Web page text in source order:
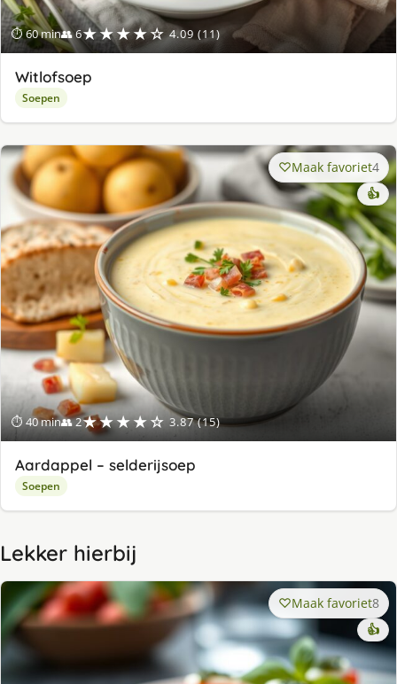
⏱ 60 min👥 6★★★★☆ 4.09 (11)
Witlofsoep
Soepen
⏱ 40 min👥 2★★★★☆ 3.87 (15)
Maak favoriet4
👍
Aardappel – selderijsoep
Soepen
Lekker hierbij
Maak favoriet8
👍